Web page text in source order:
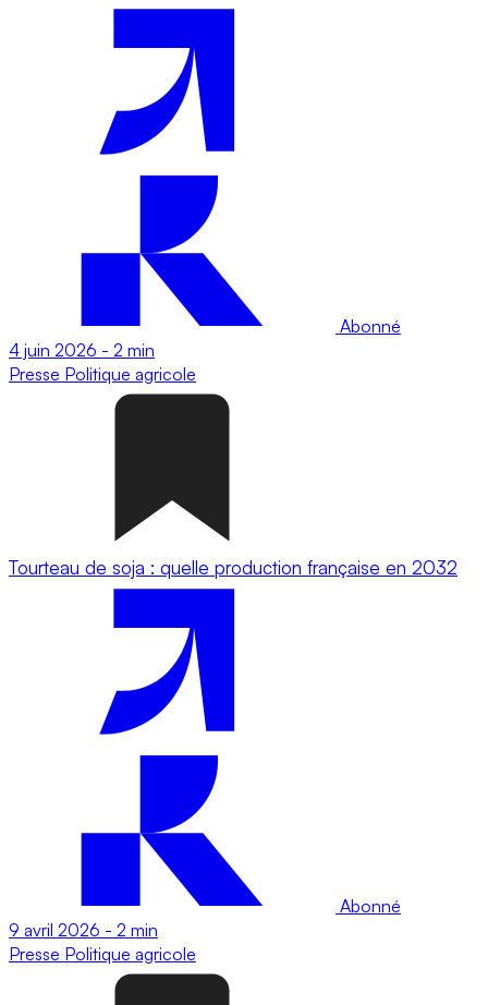
Abonné
4 juin 2026 - 2 min
Presse Politique agricole
Tourteau de soja : quelle production française en 2032
Abonné
9 avril 2026 - 2 min
Presse Politique agricole